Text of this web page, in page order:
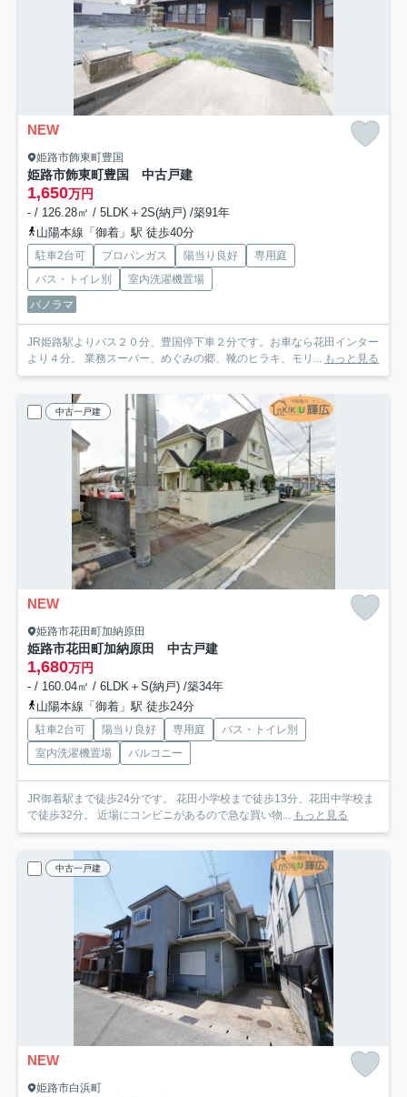
NEW
姫路市飾東町豊国
姫路市飾東町豊国 中古戸建
1,650万円
- / 126.28㎡ / 5LDK＋2S(納戸) /築91年
山陽本線「御着」駅 徒歩40分
駐車2台可 プロパンガス 陽当り良好
専用庭
バス・トイレ別
室内洗濯機置場
パノラマ
JR姫路駅よりバス２０分、豊国停下車２分です。お車なら花田インター
より４分。 業務スーパー、めぐみの郷、靴のヒラキ、モリ... もっと見る
中古一戸建
NEW
姫路市花田町加納原田
姫路市花田町加納原田 中古戸建
1,680万円
- / 160.04㎡ / 6LDK＋S(納戸) /築34年
山陽本線「御着」駅 徒歩24分
駐車2台可 陽当り良好 専用庭
バス・トイレ別
室内洗濯機置場
バルコニー
JR御着駅まで徒歩24分です。 花田小学校まで徒歩13分、花田中学校ま
で徒歩32分。 近場にコンビニがあるので急な買い物... もっと見る
中古一戸建
NEW
姫路市白浜町